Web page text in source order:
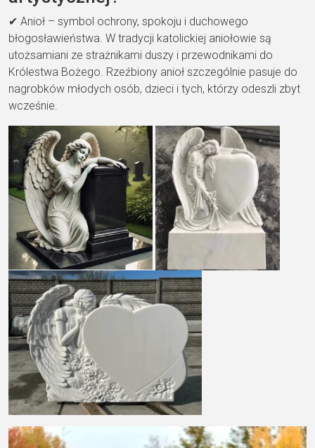
✔ Anioł – symbol ochrony, spokoju i duchowego
błogosławieństwa. W tradycji katolickiej aniołowie są
utożsamiani ze strażnikami duszy i przewodnikami do
Królestwa Bożego. Rzeźbiony anioł szczególnie pasuje do
nagrobków młodych osób, dzieci i tych, którzy odeszli zbyt
wcześnie.